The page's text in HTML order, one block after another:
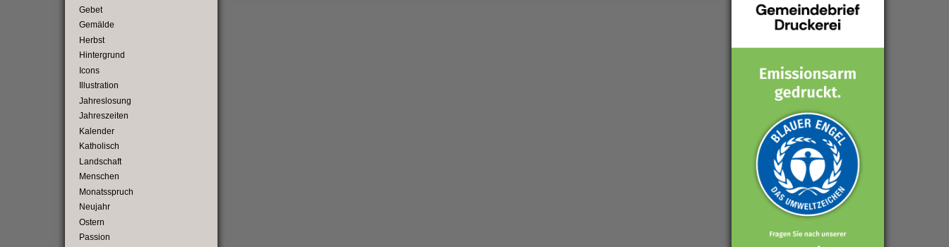
Gebet
Gemälde
Herbst
Hintergrund
Icons
Illustration
Jahreslosung
Jahreszeiten
Kalender
Katholisch
Landschaft
Menschen
Monatsspruch
Neujahr
Ostern
Passion